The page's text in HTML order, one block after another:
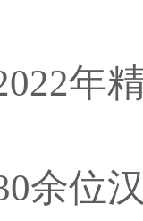
年
余位